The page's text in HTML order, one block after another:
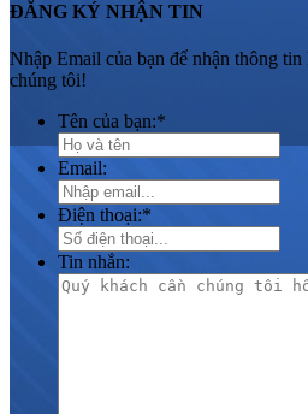
ĐĂNG KÝ NHẬN TIN
Nhập Email của bạn để nhận thông
chúng tôi!
Tên của bạn:*
Email:
Điện thoại:*
Tin nhắn: